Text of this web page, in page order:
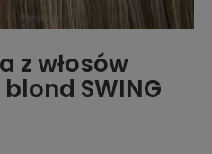
z włosów
SWING